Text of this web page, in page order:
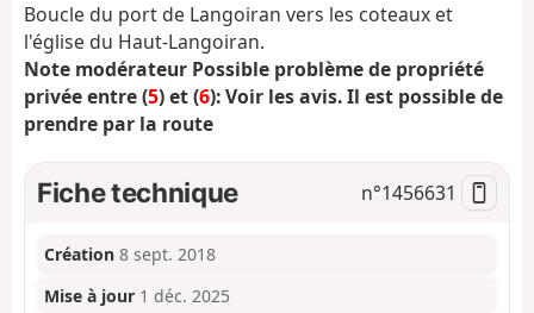
a
o
Boucle du port de Langoiran vers les coteaux et
l'église du Haut-Langoiran.
Note modérateur Possible problème de propriété
privée entre (5) et (6): Voir les avis. Il est possible de
prendre par la route
Fiche technique n°1456631
Création 8 sept. 2018
Mise à jour 1 déc. 2025